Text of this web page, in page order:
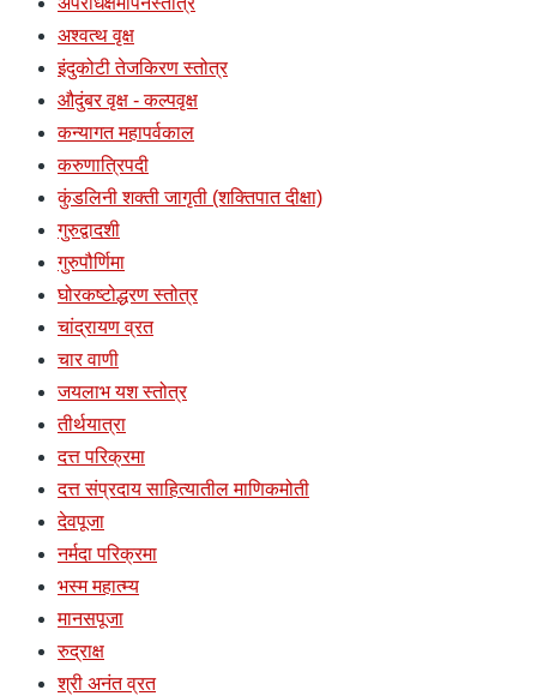
अश्वत्थ वृक्ष
इंदुकोटी तेजकिरण स्तोत्र
औदुंबर वृक्ष - कल्पवृक्ष
कन्यागत महापर्वकाल
करुणात्रिपदी
कुंडलिनी शक्ती जागृती (शक्तिपात दीक्षा)
गुरुद्वादशी
गुरुपौर्णिमा
घोरकष्टोद्धरण स्तोत्र
चांद्रायण व्रत
चार वाणी
जयलाभ यश स्तोत्र
तीर्थयात्रा
दत्त परिक्रमा
दत्त संप्रदाय साहित्यातील माणिकमोती
देवपूजा
नर्मदा परिक्रमा
भस्म महात्म्य
मानसपूजा
रुद्राक्ष
श्री अनंत व्रत